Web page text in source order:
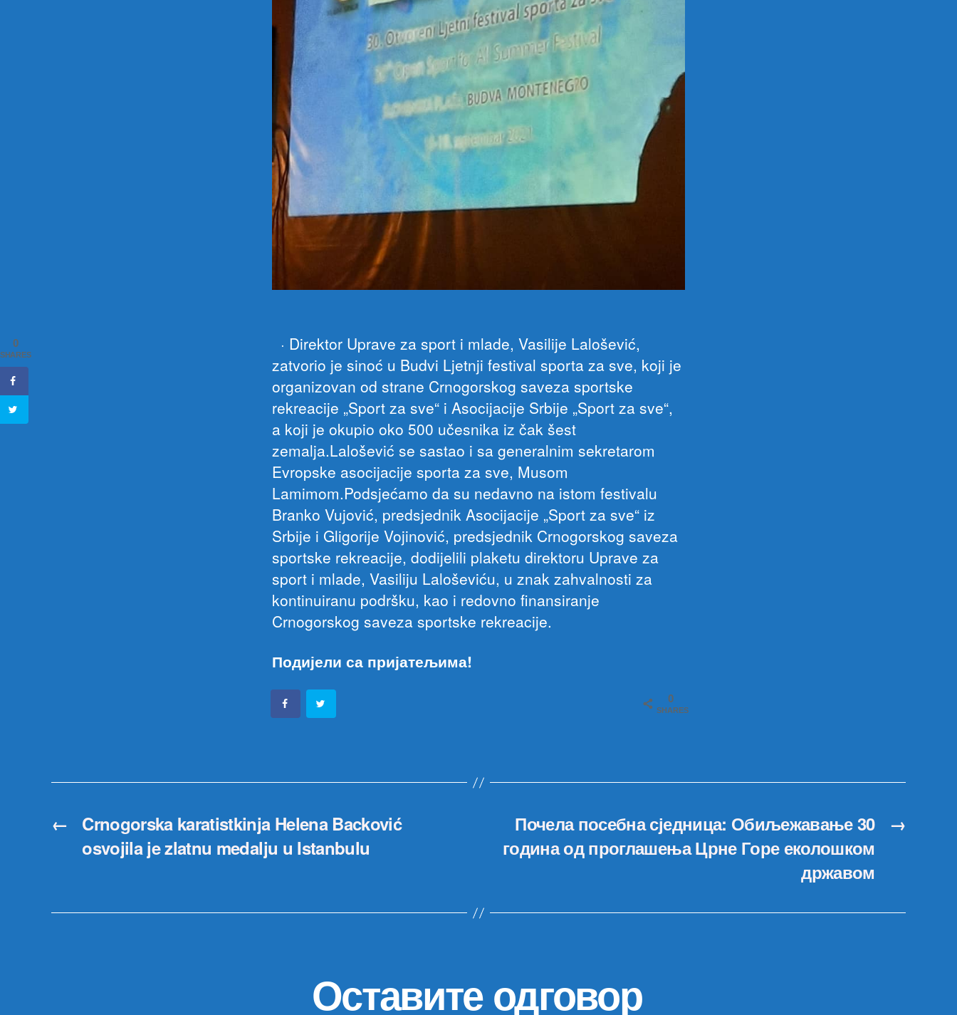
· Direktor Uprave za sport i mlade, Vasilije Lalošević,
zatvorio je sinoć u Budvi Ljetnji festival sporta za sve, koji je
organizovan od strane Crnogorskog saveza sportske
rekreacije „Sport za sve“ i Asocijacije Srbije „Sport za sve“,
a koji je okupio oko 500 učesnika iz čak šest
zemalja.Lalošević se sastao i sa generalnim sekretarom
Evropske asocijacije sporta za sve, Musom
Lamimom.Podsjećamo da su nedavno na istom festivalu
Branko Vujović, predsjednik Asocijacije „Sport za sve“ iz
Srbije i Gligorije Vojinović, predsjednik Crnogorskog saveza
sportske rekreacije, dodijelili plaketu direktoru Uprave za
sport i mlade, Vasiliju Laloševiću, u znak zahvalnosti za
kontinuiranu podršku, kao i redovno finansiranje
Crnogorskog saveza sportske rekreacije.
Подијели са пријатељима!
0
SHARES
←
Crnogorska karatistkinja Helena Backović
osvojila je zlatnu medalju u Istanbulu
→
Почела посебна сједница: Обиљежавање 30
година од проглашења Црне Горе еколошком
државом
Оставите одговор
0
SHARES